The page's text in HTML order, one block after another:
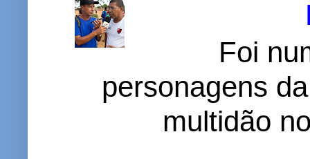
Foi
personagens
multidão